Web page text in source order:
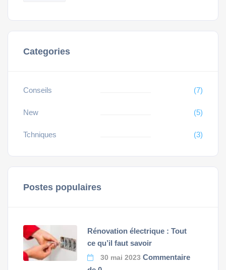
Categories
Conseils (7)
New (5)
Tchniques (3)
Postes populaires
Rénovation électrique : Tout
ce qu’il faut savoir
30 mai 2023 Commentaire